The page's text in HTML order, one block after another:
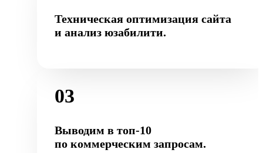
Техническая оптимизация сайта
и анализ юзабилити.
03
Выводим в топ-10
по коммерческим запросам.